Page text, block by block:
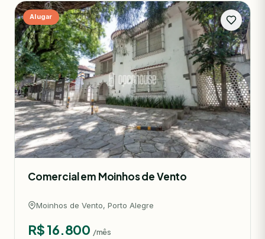
Alugar
Comercial em Moinhos de Vento
Moinhos de Vento, Porto Alegre
R$ 16.800 /mês